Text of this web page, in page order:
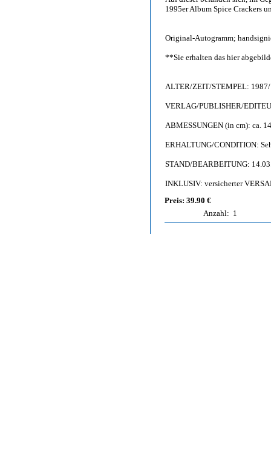
1995er Album Spice Crackers
Original-Autogramm;
**Sie erhalten das hier
ALTER/ZEIT/STEMPEL:
VERLAG/PUBLISHER/
ABMESSUNGEN (in cm): ca.
ERHALTUNG/CONDITION:
STAND/BEARBEITUNG:
INKLUSIV: versicherter
Preis: 39.90 €
Anzahl: 1